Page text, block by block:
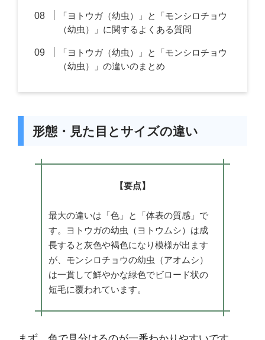
「ヨトウガ（幼虫）」と「モンシロチョウ
（幼虫）」に関するよくある質問
「ヨトウガ（幼虫）」と「モンシロチョウ
（幼虫）」の違いのまとめ
形態・見た目とサイズの違い
【要点】
最大の違いは「色」と「体表の質感」で
す。ヨトウガの幼虫（ヨトウムシ）は成
長すると灰色や褐色になり模様が出ます
が、モンシロチョウの幼虫（アオムシ）
は一貫して鮮やかな緑色でビロード状の
短毛に覆われています。